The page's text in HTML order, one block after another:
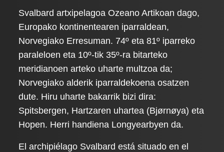
Svalbard artxipelagoa Ozeano Artikoan dago,
Europako kontinentearen iparraldean,
Norvegiako Erresuman. 74º eta 81º iparreko
paraleloen eta 10º-tik 35º-ra bitarteko
meridianoen arteko uharte multzoa da;
Norvegiako alderik iparraldekoena osatzen
dute. Hiru uharte bakarrik bizi dira:
Spitsbergen, Hartzaren uhartea (Bjørnøya) eta
Hopen. Herri handiena Longyearbyen da.
El archipiélago Svalbard está situado en el